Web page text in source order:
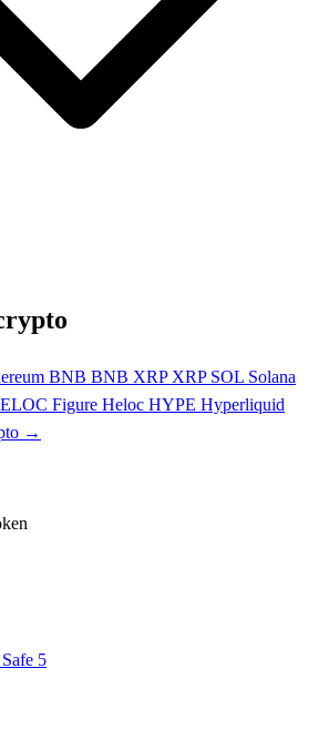
BNB BNB XRP XRP SOL Solana
Figure Heloc HYPE Hyperliquid
→
5